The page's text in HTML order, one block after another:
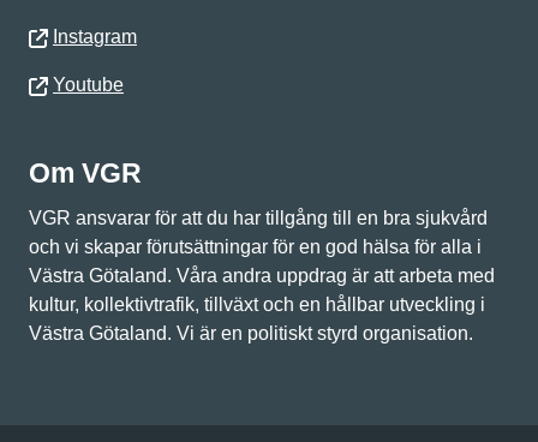
Instagram
Youtube
Om VGR
VGR ansvarar för att du har tillgång till en bra sjukvård
och vi skapar förutsättningar för en god hälsa för alla i
Västra Götaland. Våra andra uppdrag är att arbeta med
kultur, kollektivtrafik, tillväxt och en hållbar utveckling i
Västra Götaland. Vi är en politiskt styrd organisation.